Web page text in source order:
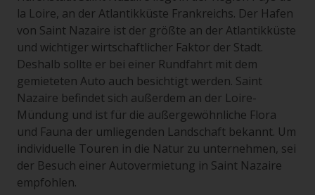
la Loire, an der Atlantikküste Frankreichs. Der Hafen
von Saint Nazaire ist der größte an der Atlantikküste
und wichtiger wirtschaftlicher Faktor der Stadt.
Deshalb sollte er bei einer Rundfahrt mit dem
gemieteten Auto auch besichtigt werden. Saint
Nazaire befindet sich außerdem an der Loire-
Mündung und ist für die außergewöhnliche Flora
und Fauna der umliegenden Landschaft bekannt. Um
individuelle Touren in die Natur zu unternehmen, sei
der Besuch einer Autovermietung in Saint Nazaire
empfohlen.